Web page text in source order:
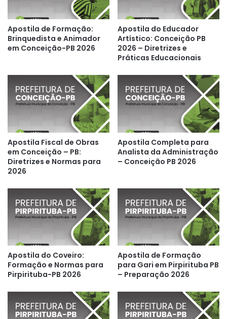
Apostila de Formação:
Brinquedista e Animador
em Conceição-PB 2026
Apostila do Educador
Artístico: Conceição PB
2026 – Diretrizes e
Práticas Educacionais
Apostila Fiscal de Obras
em Conceição – PB:
Diretrizes e Normas para
2026
Apostila Completa para
Analista da Administração
– Conceição PB 2026
Apostila do Coveiro:
Formação e Normas para
Pirpirituba-PB 2026
Apostila de Formação
para Gari em Pirpirituba PB
– Preparação 2026